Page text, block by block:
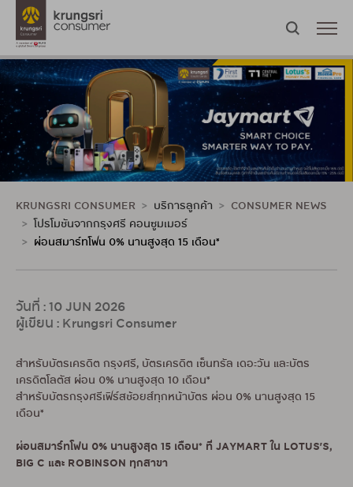
KRUNGSRI CONSUMER บริการลูกค้า
CONSUMER NEWS
โปรโมชันจากกรุงศรี คอนซูมเมอร์
ผ่อนสมาร์ทโฟน 0% นานสูงสุด 15 เดือน*
วันที่ : 10 JUN 2026
ผู้เขียน : Krungsri Consumer
สำหรับบัตรเครดิต กรุงศรี, บัตรเครดิต เซ็นทรัล เดอะวัน และบัตร
เครดิตโลตัส ผ่อน 0% นานสูงสุด 10 เดือน*
สำหรับบัตรกรุงศรีเฟิร์สช้อยส์ทุกหน้าบัตร ผ่อน 0% นานสูงสุด 15
เดือน*
ผ่อนสมาร์ทโฟน 0% นานสูงสุด 15 เดือน* ที่ JAYMART ใน LOTUS’S,
BIG C และ ROBINSON ทุกสาขา